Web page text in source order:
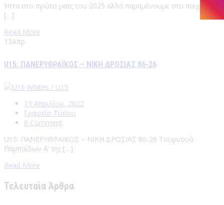
Ήττα στο πρώτο ματς του 2025 αλλά παραμένουμε στο παιχνίδι
[…]
Read More
13Απρ
U15: ΠΑΝΕΡΥΘΡΑΪΚΟΣ – ΝΙΚΗ ΔΡΟΣΙΑΣ 86-26
13 Απριλίου, 2022
Γραφείο Τύπου
0 Comment
U15: ΠΑΝΕΡΥΘΡΑΪΚΟΣ – ΝΙΚΗ ΔΡΟΣΙΑΣ 86-26 Τουρνουά
Παμπαίδων Α’ της […]
Read More
Τελευταία Άρθρα